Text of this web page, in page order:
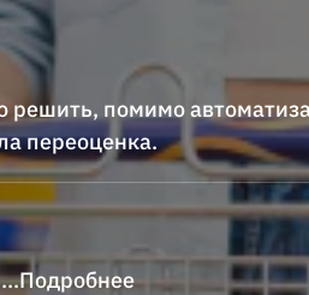
решить, помимо
переоценка.
...Подробнее